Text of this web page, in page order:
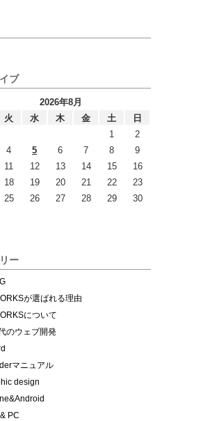
ブ
2026年8月
火 水 木 金 土 日
1
2
4 5 6 7 8
9
11 12 13 14 15
16
18 19 20 21 22
23
25 26 27 28 29
30
ー
が選ばれる理由
について
のウェブ開発
マニュアル
design
PC